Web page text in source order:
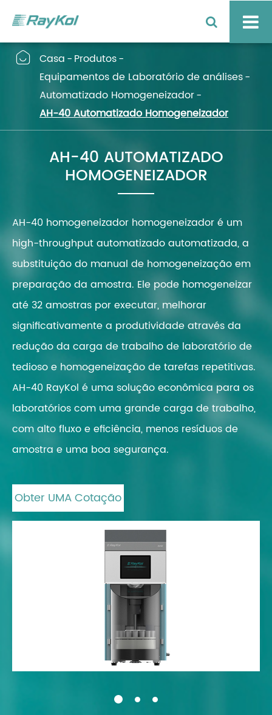
 Casa
Produtos
Equipamentos de Laboratório de análises
Automatizado Homogeneizador
AH-40 Automatizado Homogeneizador
AH-40 AUTOMATIZADO
HOMOGENEIZADOR
AH-40 homogeneizador homogeneizador é um
high-throughput automatizado automatizada, a
substituição do manual de homogeneização em
preparação da amostra. Ele pode homogeneizar
até 32 amostras por executar, melhorar
significativamente a produtividade através da
redução da carga de trabalho de laboratório de
tedioso e homogeneização de tarefas repetitivas.
AH-40 RayKol é uma solução econômica para os
laboratórios com uma grande carga de trabalho,
com alto fluxo e eficiência, menos resíduos de
amostra e uma boa segurança.
Obter UMA Cotação